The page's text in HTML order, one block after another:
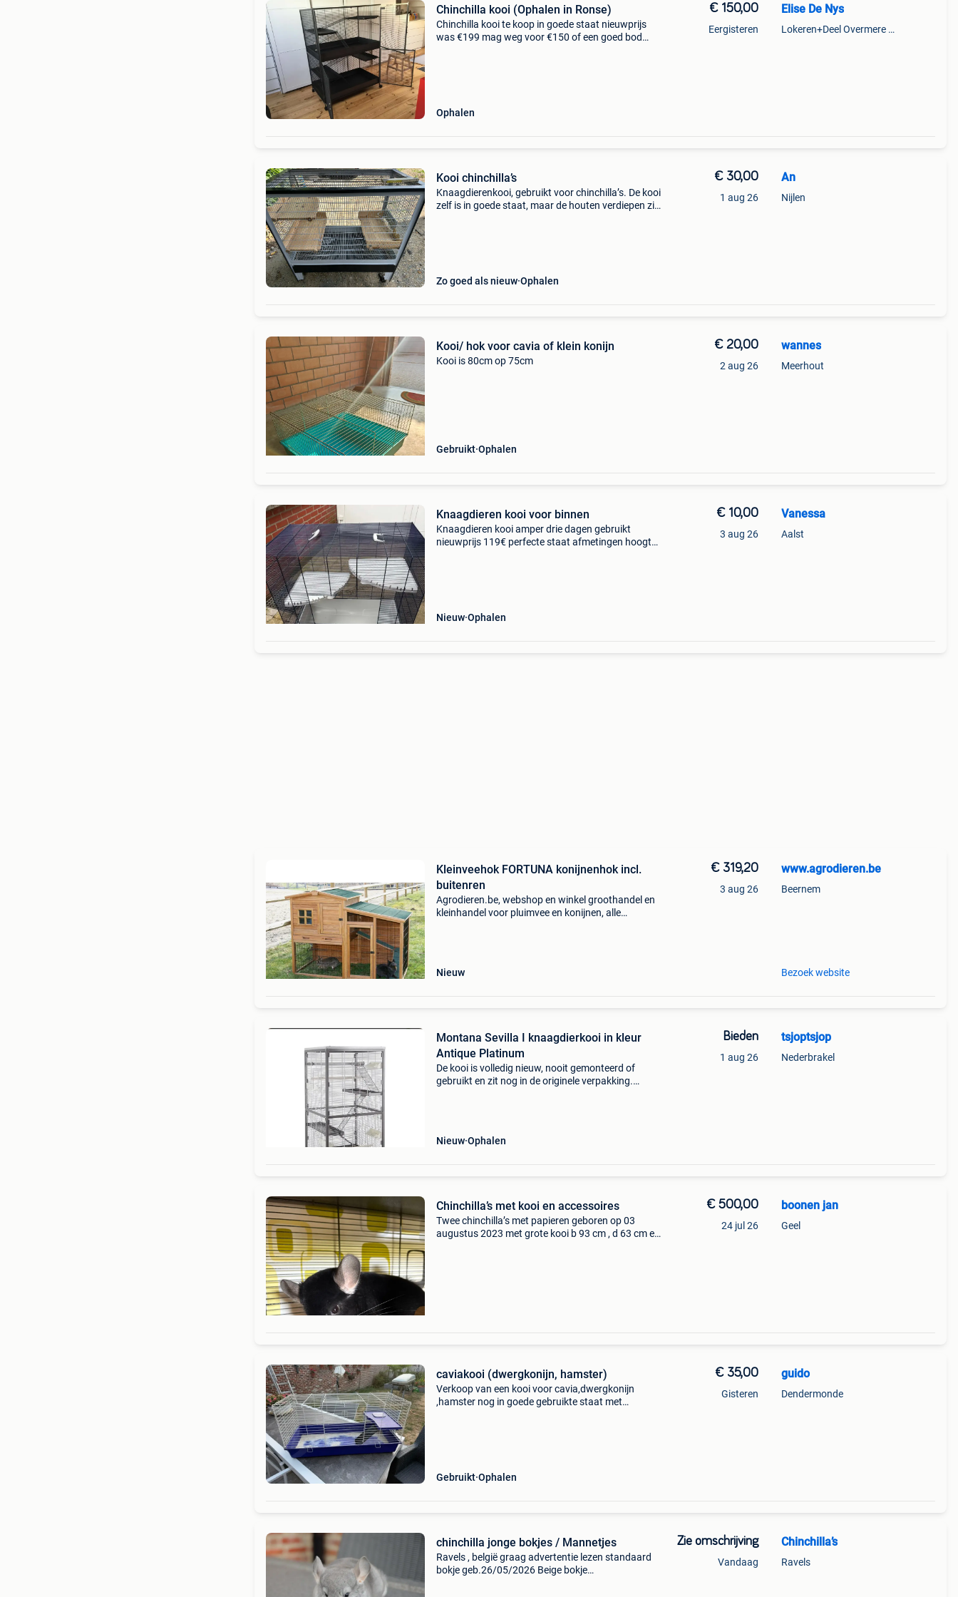
Chinchilla kooi (Ophalen in Ronse)
Chinchilla kooi te koop in goede staat nieuwprijs
was €199 mag weg voor €150 of een goed bod
Ophalen
€ 150,00
Eergisteren
Elise De Nys
Lokeren+Deel Overmere En Zele
Kooi chinchilla’s
Knaagdierenkooi, gebruikt voor chinchilla’s. De kooi
zelf is in goede staat, maar de houten verdiepen zijn
Zo goed als nieuw Ophalen
€ 30,00
1 aug 26
An
Nijlen
Kooi/ hok voor cavia of klein konijn
Kooi is 80cm op 75cm
Gebruikt Ophalen
€ 20,00
2 aug 26
wannes
Meerhout
Knaagdieren kooi voor binnen
Knaagdieren kooi amper drie dagen gebruikt
nieuwprijs 119€ perfecte staat afmetingen hoogte
Nieuw Ophalen
€ 10,00
3 aug 26
Vanessa
Aalst
Kleinveehok FORTUNA konijnenhok incl.
buitenren
Agrodieren.be, webshop en winkel groothandel en
kleinhandel voor pluimvee en konijnen, alle
Nieuw
€ 319,20
3 aug 26
www.agrodieren.be
Beernem
Bezoek website
Montana Sevilla I knaagdierkooi in kleur
Antique Platinum
De kooi is volledig nieuw, nooit gemonteerd of
gebruikt en zit nog in de originele verpakking.
Nieuw Ophalen
Bieden
1 aug 26
tsjoptsjop
Nederbrakel
Chinchilla’s met kooi en accessoires
Twee chinchilla’s met papieren geboren op 03
augustus 2023 met grote kooi b 93 cm , d 63 cm en
€ 500,00
24 jul 26
boonen jan
Geel
caviakooi (dwergkonijn, hamster)
Verkoop van een kooi voor cavia,dwergkonijn
,hamster nog in goede gebruikte staat met
Gebruikt Ophalen
€ 35,00
Gisteren
guido
Dendermonde
chinchilla jonge bokjes / Mannetjes
Ravels , belgië graag advertentie lezen standaard
bokje geb.26/05/2026 Beige bokje
Zie omschrijving
Vandaag
Chinchilla’s
Ravels